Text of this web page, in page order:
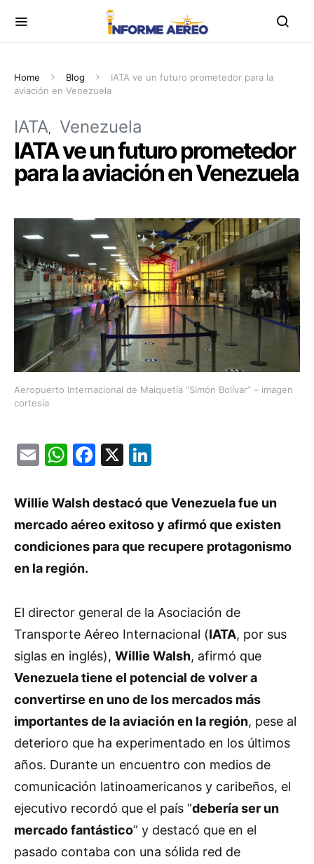
Home Blog
IATA ve un futuro prometedor para la
aviación en Venezuela
IATA Venezuela
IATA ve un futuro prometedor
para la aviación en Venezuela
Aeropuerto Internacional de Maiquetía “Simón Bolívar” – imagen
cortesía
EmailWhatsApp
Facebook
X
Willie Walsh destacó que Venezuela fue un
mercado aéreo exitoso y afirmó que existen
condiciones para que recupere protagonismo
en la región.
El director general de la Asociación de
Transporte Aéreo Internacional (IATA, por sus
siglas en inglés), Willie Walsh, afirmó que
Venezuela tiene el potencial de volver a
convertirse en uno de los mercados más
importantes de la aviación en la región, pese al
deterioro que ha experimentado en los últimos
años. Durante un encuentro con medios de
comunicación latinoamericanos y caribeños, el
ejecutivo recordó que el país “debería ser un
mercado fantástico” y destacó que en el
pasado contaba con una sólida red de